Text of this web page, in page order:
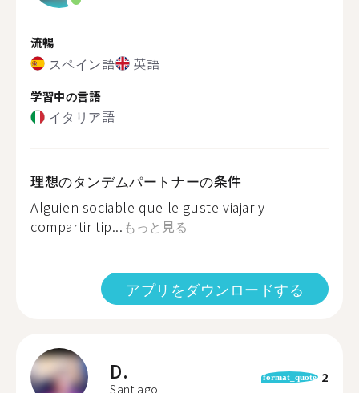
流暢
スペイン語 英語
学習中の言語
イタリア語
理想のタンデムパートナーの条件
Alguien sociable que le guste viajar y
compartir tip... もっと見る
アプリをダウンロードする
D.
Santiago
format_quote 2